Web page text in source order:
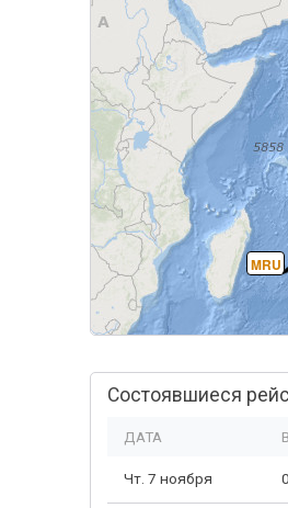
MRU
Состоявшиеся
ДАТА
Чт. 7 ноября